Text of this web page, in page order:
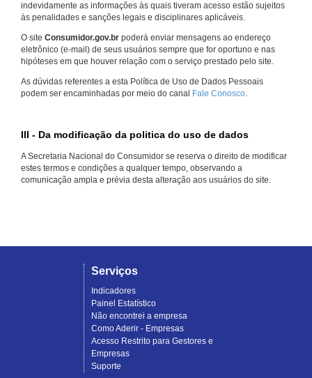
indevidamente as informações às quais tiveram acesso estão sujeitos
às penalidades e sanções legais e disciplinares aplicáveis.
O site Consumidor.gov.br poderá enviar mensagens ao endereço
eletrônico (e-mail) de seus usuários sempre que for oportuno e nas
hipóteses em que houver relação com o serviço prestado pelo site.
As dúvidas referentes a esta Política de Uso de Dados Pessoais
podem ser encaminhadas por meio do canal Fale Conosco.
III - Da modificação da politica do uso de dados
A Secretaria Nacional do Consumidor se reserva o direito de modificar
estes termos e condições a qualquer tempo, observando a
comunicação ampla e prévia desta alteração aos usuários do site.
Serviços
Indicadores
Painel Estatístico
Não encontrei a empresa
Como Aderir - Empresas
Acesso Restrito para Gestores e
Empresas
Suporte